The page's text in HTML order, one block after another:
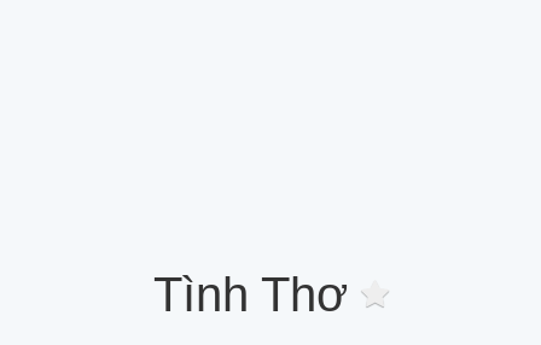
Tình Thơ